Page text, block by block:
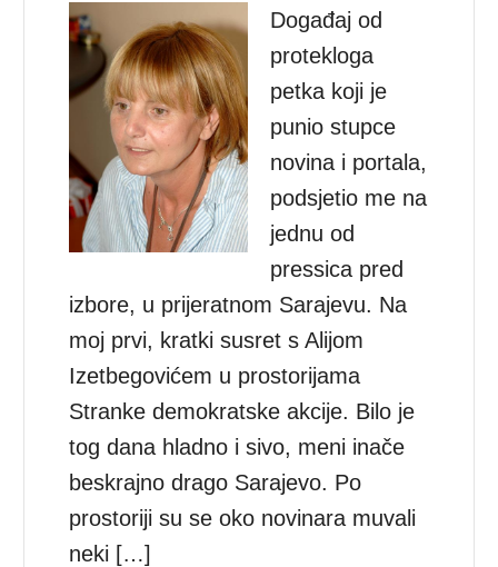
Događaj od
protekloga
petka koji je
punio stupce
novina i portala,
podsjetio me na
jednu od
pressica pred
izbore, u prijeratnom Sarajevu. Na
moj prvi, kratki susret s Alijom
Izetbegovićem u prostorijama
Stranke demokratske akcije. Bilo je
tog dana hladno i sivo, meni inače
beskrajno drago Sarajevo. Po
prostoriji su se oko novinara muvali
neki […]